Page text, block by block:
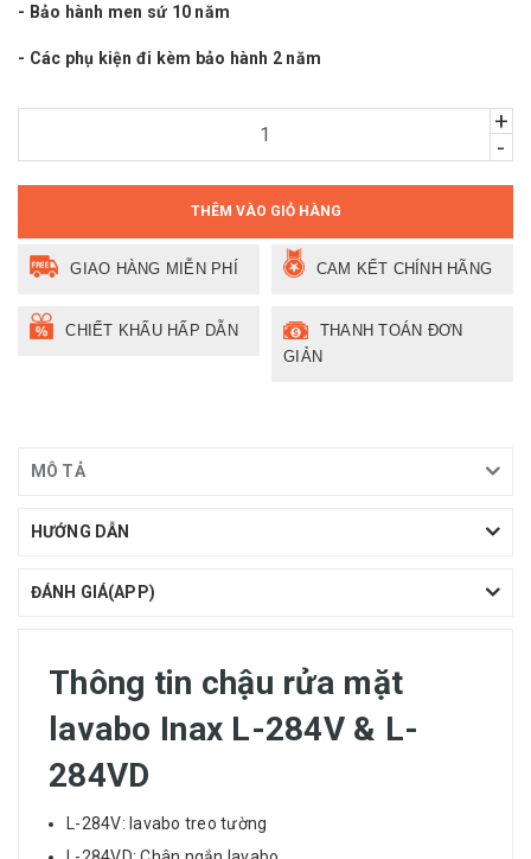
- Bảo hành men sứ 10 năm
- Các phụ kiện đi kèm bảo hành 2 năm
+
-
THÊM VÀO GIỎ HÀNG
GIAO HÀNG MIỄN PHÍ CAM KẾT CHÍNH HÃNG
CHIẾT KHẤU HẤP DẪN
THANH TOÁN ĐƠN
GIẢN
MÔ TẢ
HƯỚNG DẪN
ĐÁNH GIÁ(APP)
Thông tin chậu rửa mặt
lavabo Inax L-284V & L-
284VD
L-284V: lavabo treo tường